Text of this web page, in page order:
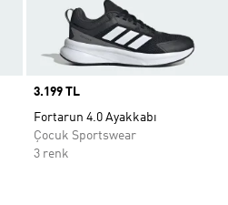
Price
3.199 TL
Fortarun 4.0 Ayakkabı
Çocuk Sportswear
3 renk